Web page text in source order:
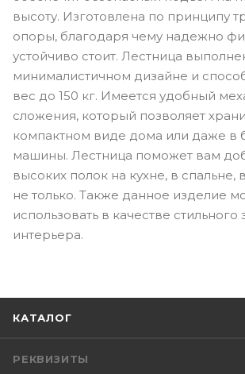
высоту. Изготовлена по принципу
опоры, благодаря чему надежно
устойчиво стоит. Лестница
минималистичном дизайне и
вес до 150 кг. Имеется удобный
сложения, который позволяет
компактном виде дома или даже в
машины. Лестница поможет вам
высоких полок на кухне, в спальне,
не только. Также данное изделие
использовать в качестве стильного
интерьера.
КАТАЛОГ
РЕКВИЗИТЫ